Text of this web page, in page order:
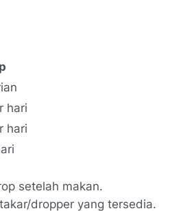
hari
hari
setelah makan.
dropper yang tersedia.